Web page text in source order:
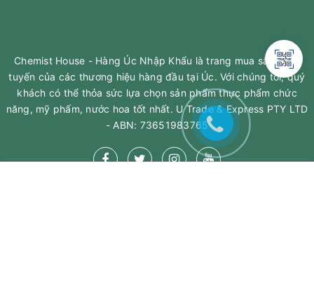
Chemist House - Hàng Úc Nhập Khẩu là trang mua sắm trực
tuyến của các thương hiệu hàng đầu tại Úc. Với chúng tôi, quý
khách có thể thỏa sức lựa chọn sản phẩm thực phẩm chức
năng, mỹ phấm, nước hoa tốt nhất. U Trade & Express PTY LTD
- ABN: 73651983765